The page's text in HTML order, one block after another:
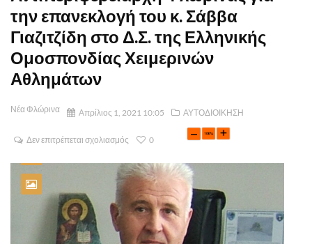
την επανεκλογή του κ. Σάββα
Γιαζιτζίδη στο Δ.Σ. της Ελληνικής
Ομοσπονδίας Χειμερινών
Αθλημάτων
Νέα Φλώρινα Απρίλιος 1, 2021 10:05 ΑΥΤΟΔΙΟΙΚΗΣΗ
Δεν επιτρέπεται σχολιασμός 0